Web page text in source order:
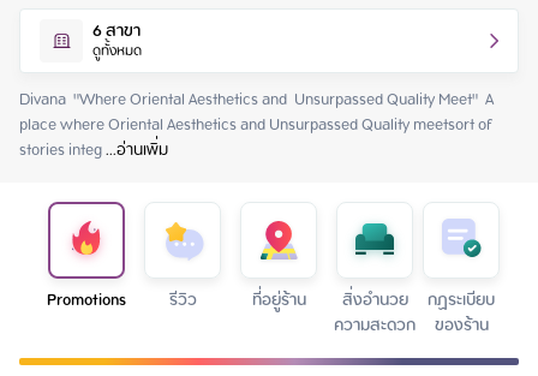
Saturday 11:00 - 23:00
Sunday 11:00 - 23:00
Monday 11:00 - 23:00
Tuesday 11:00 - 23:00
Wednesday 11:00 - 23:00
Thursday
6สาขา
ดูทั้งหมด
Divana  "Where Oriental Aesthetics and  Unsurpassed Quality Meet"  A
place where Oriental Aesthetics and Unsurpassed Quality meetsort of
stories integ ...อ่านเพิ่ม
Promotions รีวิว ที่อยู่ร้าน สิ่งอำนวย
ความสะดวก
กฏระเบียบ
ของร้าน